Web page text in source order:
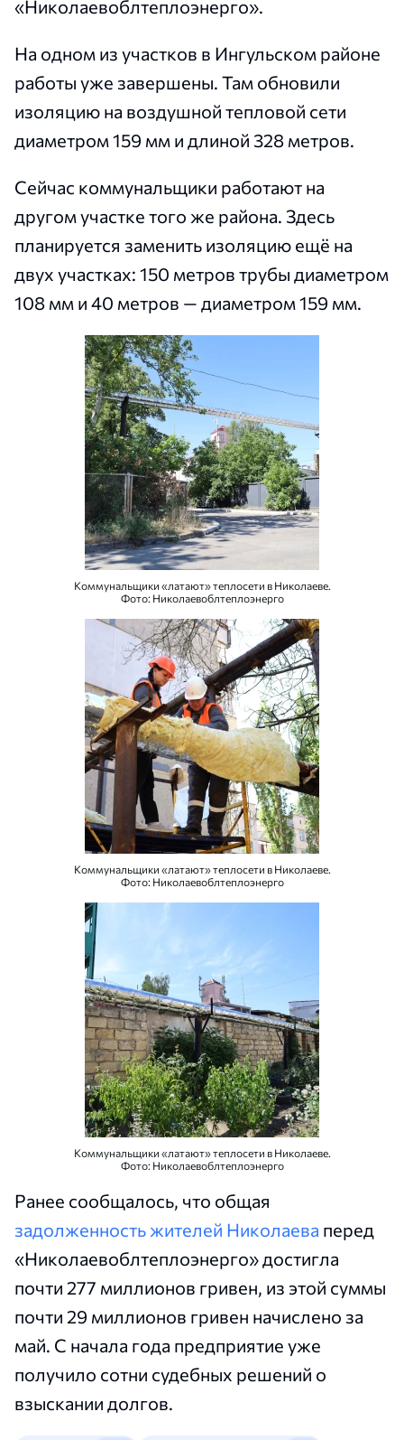
«Николаевоблтеплоэнерго».
На одном из участков в Ингульском районе
работы уже завершены. Там обновили
изоляцию на воздушной тепловой сети
диаметром 159 мм и длиной 328 метров.
Сейчас коммунальщики работают на
другом участке того же района. Здесь
планируется заменить изоляцию ещё на
двух участках: 150 метров трубы диаметром
108 мм и 40 метров — диаметром 159 мм.
Коммунальщики «латают» теплосети в Николаеве.
Фото: Николаевоблтеплоэнерго
Коммунальщики «латают» теплосети в Николаеве.
Фото: Николаевоблтеплоэнерго
Коммунальщики «латают» теплосети в Николаеве.
Фото: Николаевоблтеплоэнерго
Ранее сообщалось, что общая
задолженность жителей Николаева перед
«Николаевоблтеплоэнерго» достигла
почти 277 миллионов гривен, из этой суммы
почти 29 миллионов гривен начислено за
май. С начала года предприятие уже
получило сотни судебных решений о
взыскании долгов.